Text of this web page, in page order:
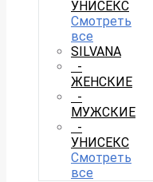
УНИСЕКС
Смотреть
все
SILVANA
-
ЖЕНСКИЕ
-
МУЖСКИЕ
-
УНИСЕКС
Смотреть
все